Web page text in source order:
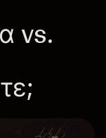
vs.